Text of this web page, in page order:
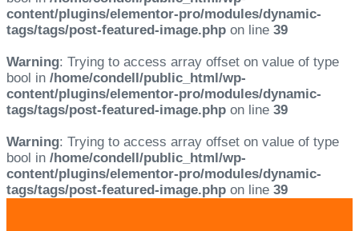
content/plugins/elementor-pro/modules/dynamic-
tags/tags/post-featured-image.php on line 39
Warning: Trying to access array offset on value of type
bool in /home/condell/public_html/wp-
content/plugins/elementor-pro/modules/dynamic-
tags/tags/post-featured-image.php on line 39
Warning: Trying to access array offset on value of type
bool in /home/condell/public_html/wp-
content/plugins/elementor-pro/modules/dynamic-
tags/tags/post-featured-image.php on line 39